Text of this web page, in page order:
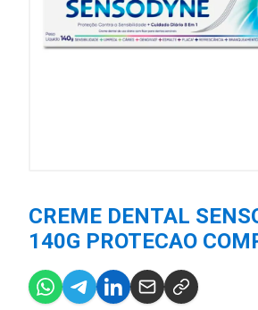
CREME DENTAL
140G PROTECAO